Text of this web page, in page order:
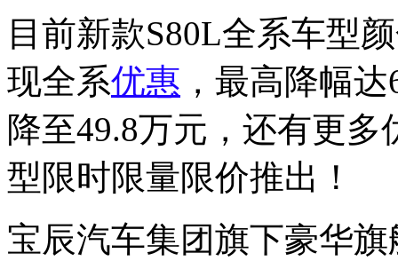
目前新款S80L全系车型
现全系优惠 ，最高降幅
降至49.8万元，还有更
型限时限量限价推出！
宝辰汽车集团旗下豪华旗